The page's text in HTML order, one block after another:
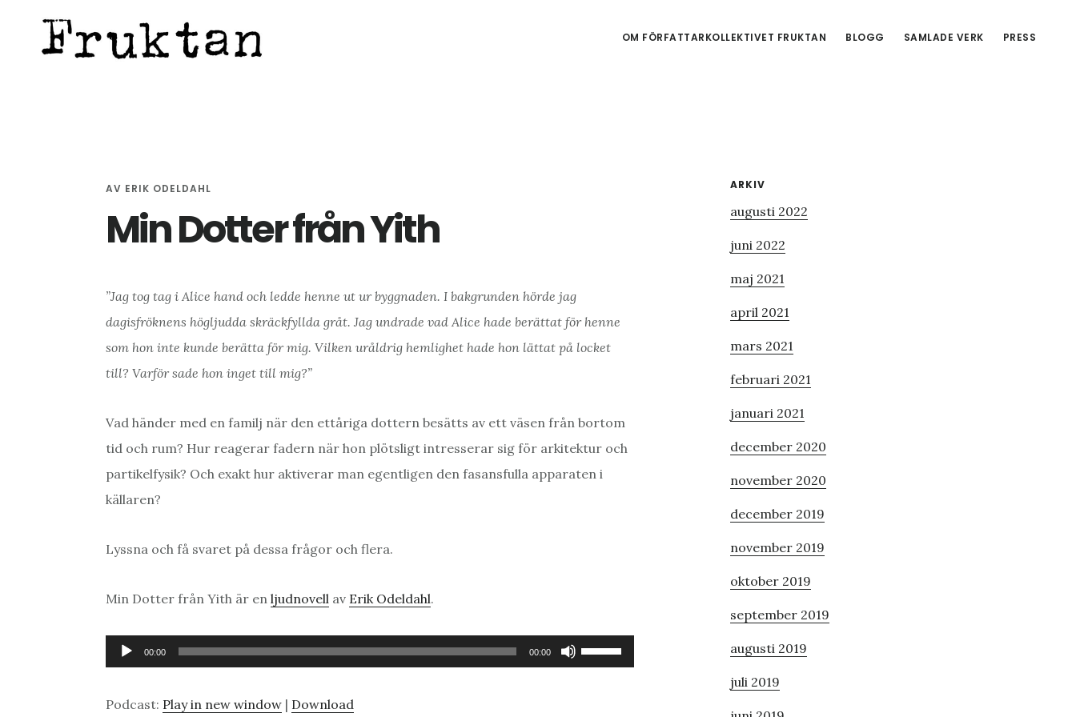
OM FÖRFATTARKOLLEKTIVET FRUKTAN BLOGG SAMLADE VERK PRESS
AV ERIK ODELDAHL
Min Dotter från Yith
”Jag tog tag i Alice hand och ledde henne ut ur byggnaden. I bakgrunden hörde jag
dagisfröknens högljudda skräckfyllda gråt. Jag undrade vad Alice hade berättat för henne
som hon inte kunde berätta för mig. Vilken uråldrig hemlighet hade hon lättat på locket
till? Varför sade hon inget till mig?”
Vad händer med en familj när den ettåriga dottern besätts av ett väsen från bortom
tid och rum? Hur reagerar fadern när hon plötsligt intresserar sig för arkitektur och
partikelfysik? Och exakt hur aktiverar man egentligen den fasansfulla apparaten i
källaren?
Lyssna och få svaret på dessa frågor och flera.
Min Dotter från Yith är en ljudnovell av Erik Odeldahl.
Ljudspelare
00:00 00:00
Använd
Podcast: Play in new window | Download
Primärt
sidofält
ARKIV
augusti 2022
juni 2022
maj 2021
april 2021
mars 2021
februari 2021
januari 2021
december 2020
november 2020
december 2019
november 2019
oktober 2019
september 2019
augusti 2019
juli 2019